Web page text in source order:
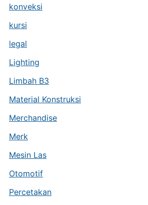
konveksi
kursi
legal
Lighting
Limbah B3
Material Konstruksi
Merchandise
Merk
Mesin Las
Otomotif
Percetakan